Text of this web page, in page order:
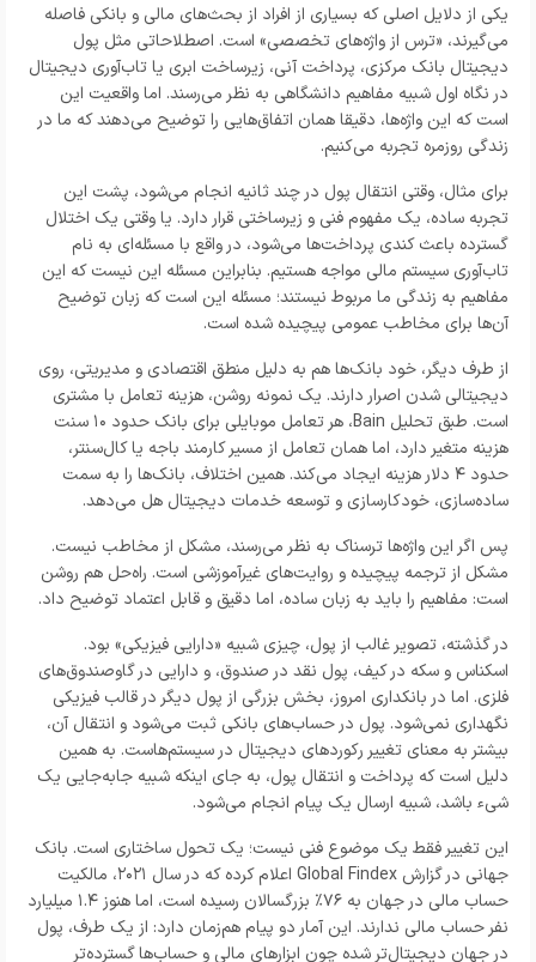
یکی از دلایل اصلی که بسیاری از افراد از بحث‌های مالی و بانکی فاصله
می‌گیرند، «ترس از واژه‌های تخصصی» است. اصطلاحاتی مثل پول
دیجیتال بانک مرکزی، پرداخت آنی، زیرساخت ابری یا تاب‌آوری دیجیتال
در نگاه اول شبیه مفاهیم دانشگاهی به نظر می‌رسند. اما واقعیت این
است که این واژه‌ها، دقیقا همان اتفاق‌هایی را توضیح می‌دهند که ما در
زندگی روزمره تجربه می‌کنیم.
برای مثال، وقتی انتقال پول در چند ثانیه انجام می‌شود، پشت این
تجربه ساده، یک مفهوم فنی و زیرساختی قرار دارد. یا وقتی یک اختلال
گسترده باعث کندی پرداخت‌ها می‌شود، در واقع با مسئله‌ای به نام
تاب‌آوری سیستم مالی مواجه هستیم. بنابراین مسئله این نیست که این
مفاهیم به زندگی ما مربوط نیستند؛ مسئله این است که زبان توضیح
آن‌ها برای مخاطب عمومی پیچیده شده است.
از طرف دیگر، خود بانک‌ها هم به دلیل منطق اقتصادی و مدیریتی، روی
دیجیتالی شدن اصرار دارند. یک نمونه روشن، هزینه تعامل با مشتری
است. طبق تحلیل Bain، هر تعامل موبایلی برای بانک حدود ۱۰ سنت
هزینه متغیر دارد، اما همان تعامل از مسیر کارمند باجه یا کال‌سنتر،
حدود ۴ دلار هزینه ایجاد می‌کند. همین اختلاف، بانک‌ها را به سمت
ساده‌سازی، خودکارسازی و توسعه خدمات دیجیتال هل می‌دهد.
پس اگر این واژه‌ها ترسناک به نظر می‌رسند، مشکل از مخاطب نیست.
مشکل از ترجمه پیچیده و روایت‌های غیرآموزشی است. راه‌حل هم روشن
است: مفاهیم را باید به زبان ساده، اما دقیق و قابل اعتماد توضیح داد.
در گذشته، تصویر غالب از پول، چیزی شبیه «دارایی فیزیکی» بود.
اسکناس و سکه در کیف، پول نقد در صندوق، و دارایی در گاوصندوق‌های
فلزی. اما در بانکداری امروز، بخش بزرگی از پول دیگر در قالب فیزیکی
نگهداری نمی‌شود. پول در حساب‌های بانکی ثبت می‌شود و انتقال آن،
بیشتر به معنای تغییر رکوردهای دیجیتال در سیستم‌هاست. به همین
دلیل است که پرداخت و انتقال پول، به جای اینکه شبیه جابه‌جایی یک
شیء باشد، شبیه ارسال یک پیام انجام می‌شود.
این تغییر فقط یک موضوع فنی نیست؛ یک تحول ساختاری است. بانک
جهانی در گزارش Global Findex اعلام کرده که در سال ۲۰۲۱، مالکیت
حساب مالی در جهان به ۷۶٪ بزرگسالان رسیده است، اما هنوز ۱.۴ میلیارد
نفر حساب مالی ندارند. این آمار دو پیام هم‌زمان دارد: از یک طرف، پول
در جهان دیجیتال‌تر شده چون ابزارهای مالی و حساب‌ها گسترده‌تر